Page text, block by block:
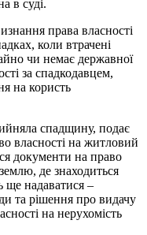
в суді.
права власності
коли втрачені
чи немає державної
за спадкодавцем,
на користь
спадщину, подає
власності на житловий
документи на право
де знаходиться
ще надаватися –
та рішення про видачу
на нерухомість